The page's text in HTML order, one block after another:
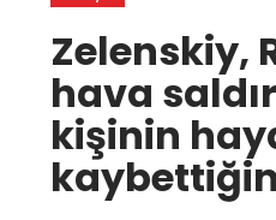
Zelenskiy,
hava
kişinin